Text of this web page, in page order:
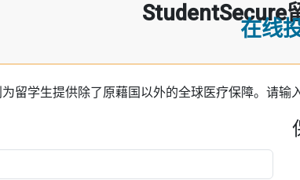
StudentSecure
在线
为留学生提供除了原藉国以外的全球医疗保障。请输